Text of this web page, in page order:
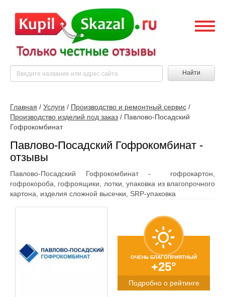
Найти
Главная / Услуги / Производство и ремонтный сервис /
Производство изделий под заказ / Павлово-Посадский
Гофрокомбинат
Павлово-Посадский Гофрокомбинат -
отзывы
Павлово-Посадский Гофрокомбинат - гофрокартон,
гофрокороба, гофроящики, лотки, упаковка из влагопрочного
картона, изделия сложной высечки, SRP-упаковка
ОЧЕНЬ БЛАГОПРИЯТНЫЙ
+25°
Подробно о рейтинге